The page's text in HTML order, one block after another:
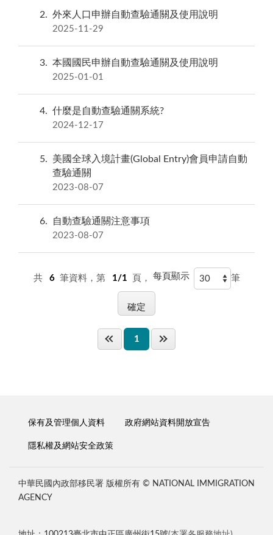
2 外來人口申辦自動查驗通關及使用說明
2025-11-29
3 本國國民申辦自動查驗通關及使用說明
2025-01-01
4 什麼是自動查驗通關系統?
2024-12-17
5
美國全球入境計畫(Global Entry)會員申請自動
查驗通關
2023-08-07
6 自動查驗通關注意事項
2023-08-07
共 6 筆資料，第 1/1 頁， 每頁顯示 筆
1
保有及管理個人資料 政府網站資料開放宣告
隱私權及網站安全政策
中華民國內政部移民署 版權所有 © NATIONAL IMMIGRATION
AGENCY